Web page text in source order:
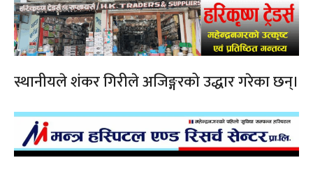
स्थानीयले शंकर गिरीले अजिङ्गरको उद्धार गरेका छन्।